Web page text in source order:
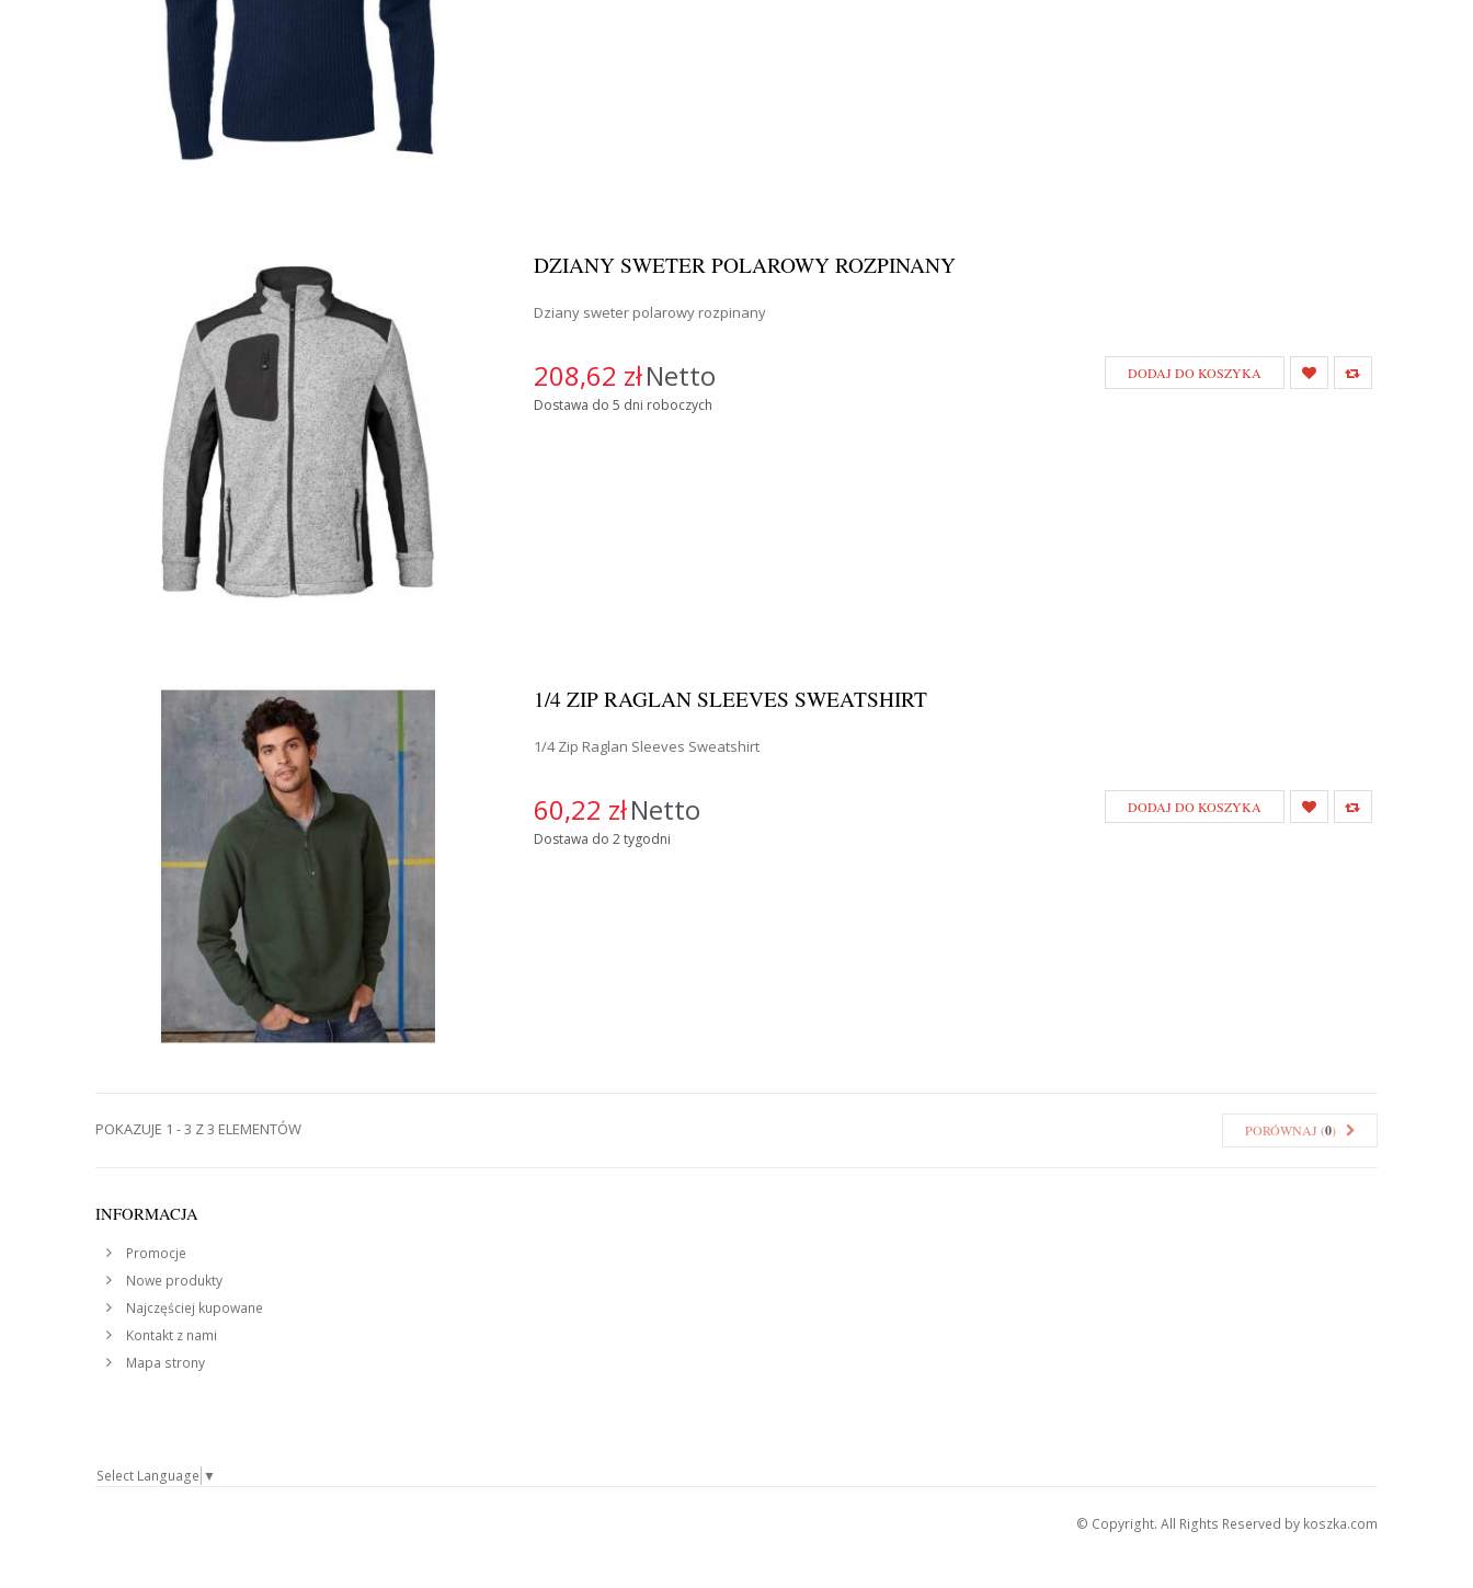
DZIANY SWETER POLAROWY ROZPINANY
Dziany sweter polarowy rozpinany
208,62 złNetto
Dostawa do 5 dni roboczych
DODAJ DO KOSZYKA
1/4 ZIP RAGLAN SLEEVES SWEATSHIRT
1/4 Zip Raglan Sleeves Sweatshirt
60,22 złNetto
Dostawa do 2 tygodni
DODAJ DO KOSZYKA
PORÓWNAJ (0)
POKAZUJE 1 - 3 Z 3 ELEMENTÓW
INFORMACJA
Promocje
Nowe produkty
Najczęściej kupowane
Kontakt z nami
Mapa strony
Select Language ▼
© Copyright. All Rights Reserved by koszka.com